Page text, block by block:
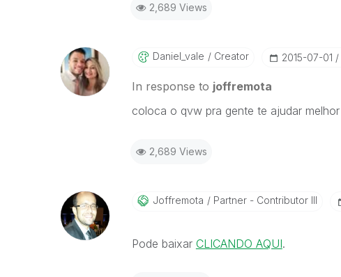
2,689 Views
Daniel_vale Creator ‎2015-07-01
In response to joffremota
coloca o qvw pra gente te ajudar melhor
2,689 Views
Joffremota Partner - Contributor III
Pode baixar CLICANDO AQUI.